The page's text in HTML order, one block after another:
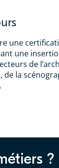
une
une
de
de la
?